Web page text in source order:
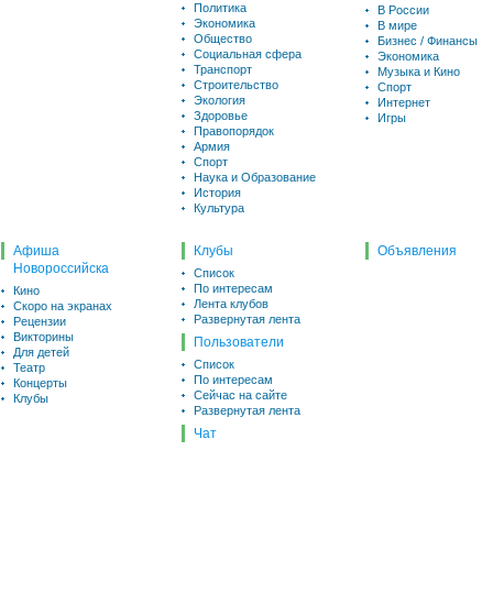
Политика
Экономика
Общество
Социальная сфера
Транспорт
Строительство
Экология
Здоровье
Правопорядок
Армия
Спорт
Наука и Образование
История
Культура
В России
В мире
Бизнес / Финансы
Экономика
Музыка и Кино
Спорт
Интернет
Игры
Афиша
Новороссийска
Кино
Скоро на экранах
Рецензии
Викторины
Для детей
Театр
Концерты
Клубы
Клубы
Список
По интересам
Лента клубов
Развернутая лента
Пользователи
Список
По интересам
Сейчас на сайте
Развернутая лента
Чат
Объявления